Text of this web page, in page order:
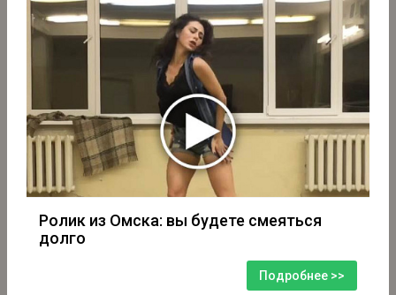
Ролик из Омска: вы будете смеяться
долго
Подробнее >>